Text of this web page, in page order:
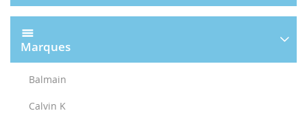
Marques
Balmain
Calvin K